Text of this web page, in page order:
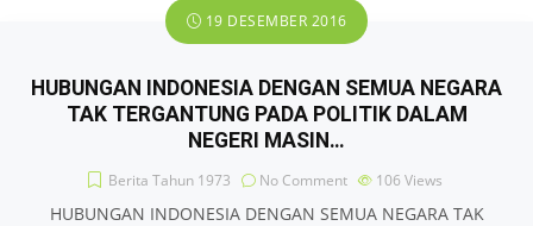
19 DESEMBER 2016
HUBUNGAN INDONESIA DENGAN SEMUA NEGARA
TAK TERGANTUNG PADA POLITIK DALAM
NEGERI MASIN…
Berita Tahun 1973 No Comment 106 Views
HUBUNGAN INDONESIA DENGAN SEMUA NEGARA TAK